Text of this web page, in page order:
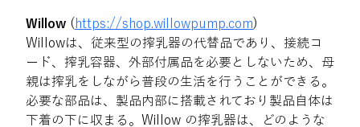
Willow ( https://shop.willowpump.com)
Willowは、従来型の搾乳器の代替品であり、接続コ
ード、搾乳容器、外部付属品を必要としないため、母
親は搾乳をしながら普段の生活を行うことができる。
必要な部品は、製品内部に搭載されており製品自体は
下着の下に収まる。Willow の搾乳器は、どのような